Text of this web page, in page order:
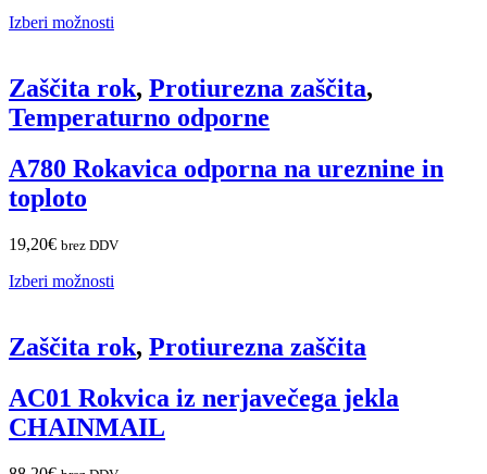
Izberi možnosti
Zaščita rok, Protiurezna zaščita,
Temperaturno odporne
A780 Rokavica odporna na ureznine in
toploto
19,20€ brez DDV
Izberi možnosti
Zaščita rok, Protiurezna zaščita
AC01 Rokvica iz nerjavečega jekla
CHAINMAIL